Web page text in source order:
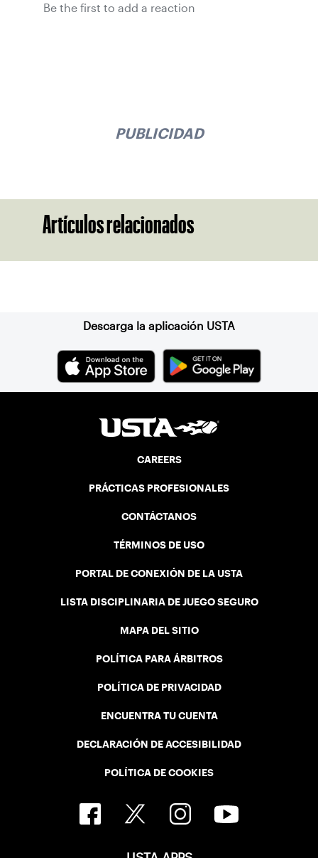
Be the first to add a reaction
PUBLICIDAD
Artículos relacionados
Descarga la aplicación USTA
CAREERS
PRÁCTICAS PROFESIONALES
CONTÁCTANOS
TÉRMINOS DE USO
PORTAL DE CONEXIÓN DE LA USTA
LISTA DISCIPLINARIA DE JUEGO SEGURO
MAPA DEL SITIO
POLÍTICA PARA ÁRBITROS
POLÍTICA DE PRIVACIDAD
ENCUENTRA TU CUENTA
DECLARACIÓN DE ACCESIBILIDAD
POLÍTICA DE COOKIES